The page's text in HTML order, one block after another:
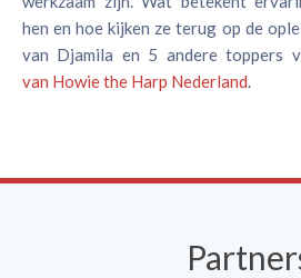
hen en hoe kijken ze terug op de
van Djamila en 5 andere toppers
van Howie the Harp Nederland.